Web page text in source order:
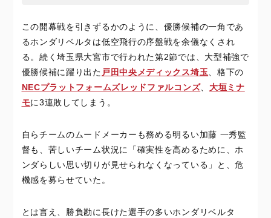
この開幕戦を引きずるかのように、優勝候補の一角であ
るホンダリベルタは低空飛行の序盤戦を余儀なくされ
る。続く埼玉県大宮市で行われた第2節では、大型補強で
優勝候補に躍り出た 戸田中央メディックス埼玉 、格下の
NECプラットフォームズレッドファルコンズ、 大垣ミナ
モに3連敗してしまう。
自らチームのムードメーカーも務める明るい加藤 一秀監
督も、苦しいチーム状況に「確実性を高めるために、ホ
ンダらしい思い切りが見せられなくなっている」と、危
機感を募らせていた。
とは言え、勝負勘に長けた選手の多いホンダリベルタ